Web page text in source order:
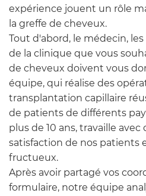
expérience jouent un rôle
la greffe de cheveux.
Tout d'abord, le médecin,
de la clinique que vous
de cheveux doivent vous
équipe, qui réalise des
transplantation capillaire
de patients de différents
plus de 10 ans, travaille
satisfaction de nos patients
fructueux.
Après avoir partagé vos
formulaire, notre équipe